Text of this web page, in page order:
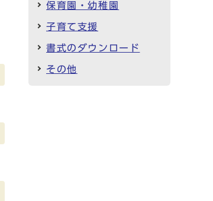
保育園・幼稚園
子育て支援
書式のダウンロード
その他